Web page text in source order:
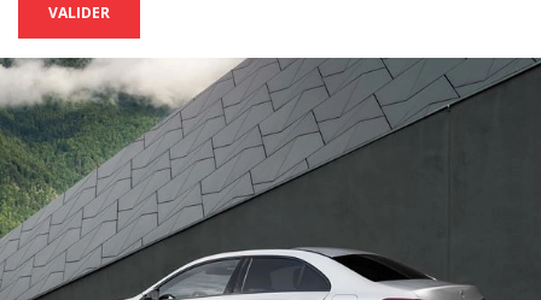
VALIDER